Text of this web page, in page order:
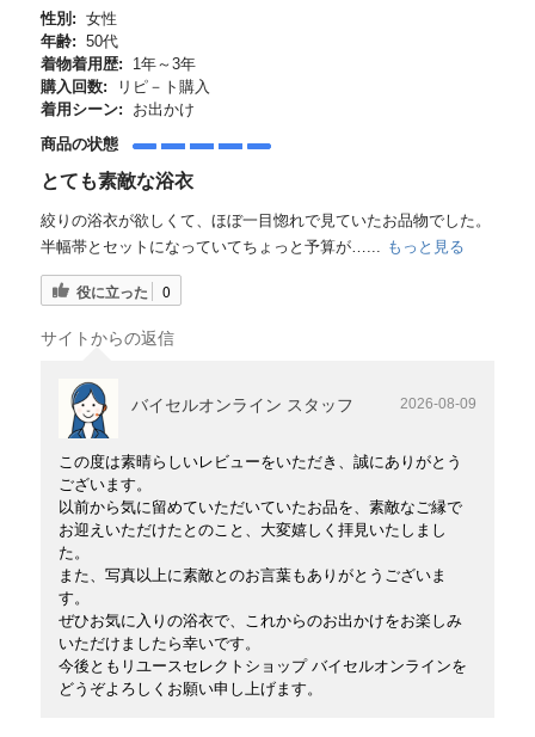
性別: 女性
年齢: 50代
着物着用歴:
1年～3年
購入回数:
リピ－ト購入
着用シーン:
お出かけ
商品の状態
とても素敵な浴衣
絞りの浴衣が欲しくて、ほぼ一目惚れで見ていたお品物でした。
半幅帯とセットになっていてちょっと予算が…...
もっと見る
役に立った 0
サイトからの返信
バイセルオンライン スタッフ 2026-08-09
この度は素晴らしいレビューをいただき、誠にありがとう
ございます。
以前から気に留めていただいていたお品を、素敵なご縁で
お迎えいただけたとのこと、大変嬉しく拝見いたしまし
た。
また、写真以上に素敵とのお言葉もありがとうございま
す。
ぜひお気に入りの浴衣で、これからのお出かけをお楽しみ
いただけましたら幸いです。
今後ともリユースセレクトショップ バイセルオンラインを
どうぞよろしくお願い申し上げます。